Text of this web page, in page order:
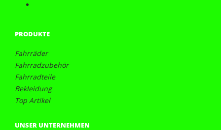
PRODUKTE
Fahrräder
Fahrradzubehör
Fahrradteile
Bekleidung
Top Artikel
UNSER UNTERNEHMEN